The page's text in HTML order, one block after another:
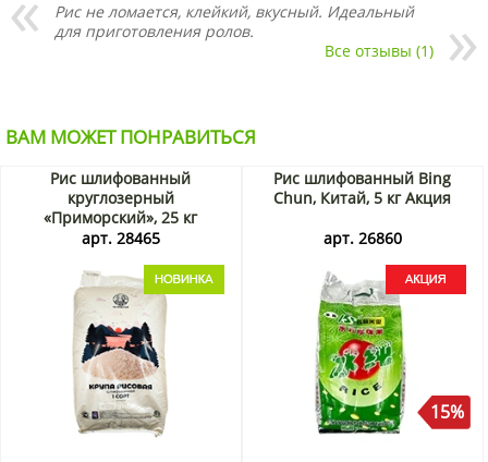
Рис не ломается, клейкий, вкусный. Идеальный
для приготовления ролов.
Все отзывы (1)
ВАМ МОЖЕТ ПОНРАВИТЬСЯ
Рис шлифованный
круглозерный
«Приморский», 25 кг
арт. 28465
Рис шлифованный Bing
Chun, Китай, 5 кг Акция
арт. 26860
15%